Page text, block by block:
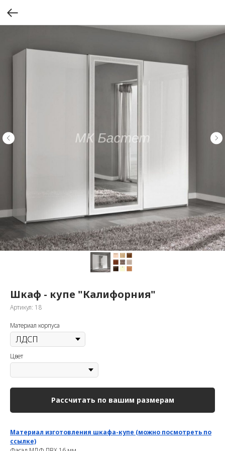
Шкаф - купе "Калифорния"
Артикул: 18
Материал корпуса
Цвет
Рассчитать по вашим размерам
Материал изготовления шкафа-купе (можно посмотреть по
ссылке)